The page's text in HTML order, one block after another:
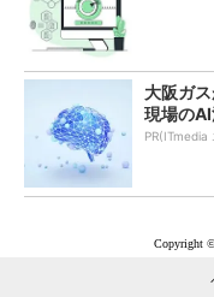
大阪ガ
現場の
PR(ITmedia
Copyright